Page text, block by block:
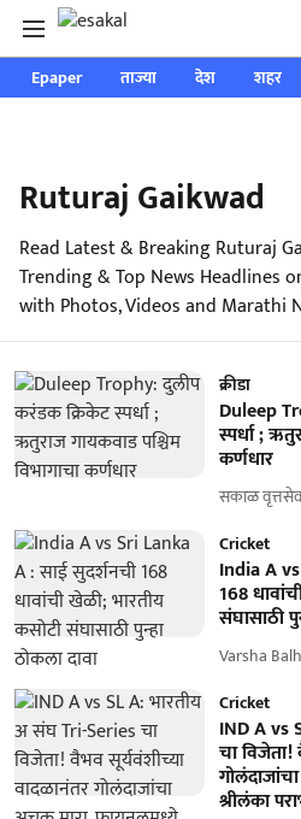
Epaper ताज्या देश शहर
Ruturaj Gaikwad
Read Latest & Breaking Ruturaj
Trending & Top News Headlines
with Photos, Videos and Marathi
क्रीडा
Duleep
स्पर्धा ;
कर्णधार
सकाळ
Cricket
India A
168
संघासाठी
Varsha
Cricket
IND A vs
चा विजेता!
श्रीलंका